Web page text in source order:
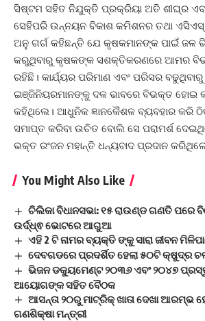
ସିଷ୍ଟମ ସହିତ ନିଯୁକ୍ତି ପ୍ରକ୍ରିୟା ଅତି ଶୀଘ୍ର
ସେହିପରି ଉନ୍ନୟନ ବିକାଶ କମିଶନର ତଥା
ଅନୁ ଗର୍ଗ କହିଛନ୍ତି ଯେ କୃଷକମାନଙ୍କ ପାଇଁ ଜଳ
କରୁଥିବାରୁ କୃଷକଙ୍କ ସଶକ୍ତିକରଣରେ ଆମର
ରହିଛି। କାର୍ଯ୍ୟର ପରିମାଣ ଏବଂ ପରିସର
ଇଞ୍ଜିନିୟରମାନଙ୍କୁ ଦଳ ଭାବରେ ବିଭକ୍ତ ହୋଇ
କହିଥିଲେ। ଆଧୁନିକ ଜ୍ଞାନକୈଶଳ ବ୍ୟବହାର କରି
ସମାପ୍ତ କରିବା ଉଚିତ ବୋଲି ସେ ପରାମର୍ଶ
ଭକ୍ତ ରଂଜନ ମହାନ୍ତି ଧନ୍ୟବାଦ ପ୍ରଦାନ
You Might Also Like
ଚିଲିକା ବିଧାନସଭା: ୧୫ ରାଉଣ୍ଡ ଗଣତି ପରେ
ଉର୍ଦ୍ଧ୍ଵ ଭୋଟରେ ଆଗୁଆ
ଏହି 2 ଟି ନାମର ବ୍ୟକ୍ତି ଙ୍କୁ ସାରା ଜୀବନ
ଦେବଗଡରେ ପ୍ରଦର୍ଶିତ ହେଲା ୫୦ଟି କ୍ଷୁଦ୍ର
ଭିଜନ ଡକ୍ୟୁମେଣ୍ଟ ୨୦୩୬ ଏବଂ ୨୦୪୭
ଆୟୋଗଙ୍କ ସହିତ ବୈଠକ
ଆସନ୍ତା ୨୦ରୁ ମାଟ୍ରିକ୍ ଖାତା ଦେଖା ଆରମ୍ଭ
ଗଣଶିକ୍ଷା ମନ୍ତ୍ରୀ